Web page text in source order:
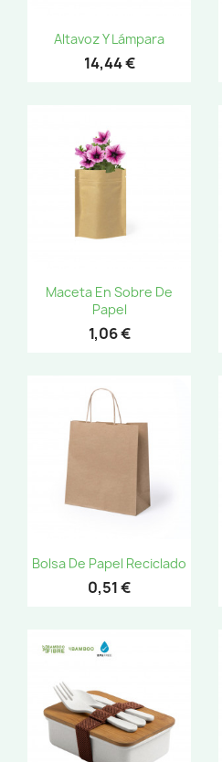
Altavoz Y Lámpara
14,44 €
Maceta En Sobre De
Papel
1,06 €
Bolsa De Papel Reciclado
0,51 €